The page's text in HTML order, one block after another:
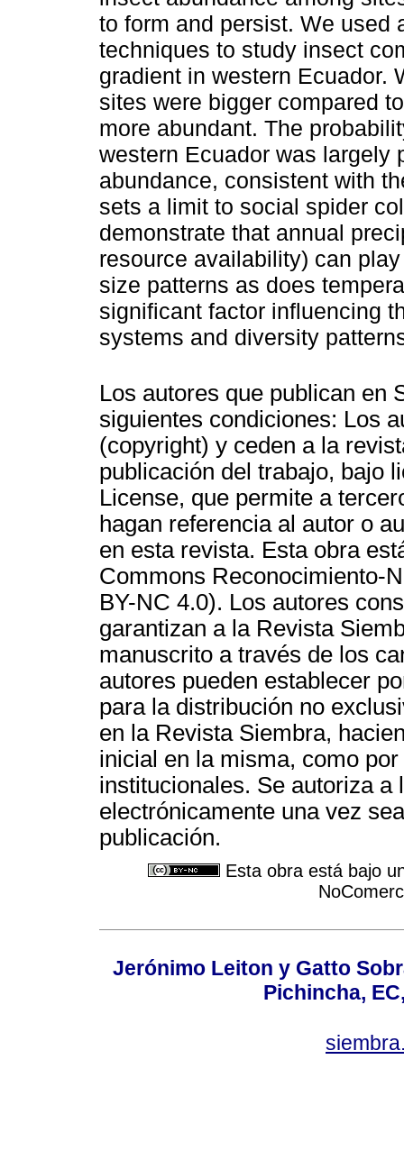
to form and persist. We used
techniques to study insect
gradient in western Ecuador.
sites were bigger compared
more abundant. The
western Ecuador was largely
abundance, consistent with
sets a limit to social spider
demonstrate that annual
resource availability) can
size patterns as does
significant factor influencing
systems and diversity
Los autores que publican en
siguientes condiciones: Los
(copyright) y ceden a la
publicación del trabajo, bajo
License, que permite a
hagan referencia al autor o
en esta revista. Esta obra
Commons Reconocimiento-
BY-NC 4.0). Los autores
garantizan a la Revista
manuscrito a través de los
autores pueden establecer
para la distribución no
en la Revista Siembra,
inicial en la misma, como
institucionales. Se autoriza
electrónicamente una vez
publicación.
Esta obra está bajo
Jerónimo Leiton y Gatto
Pichincha,